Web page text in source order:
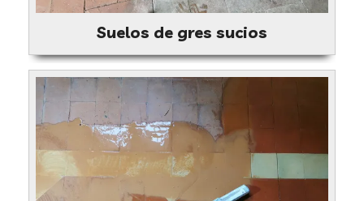
Suelos de gres sucios